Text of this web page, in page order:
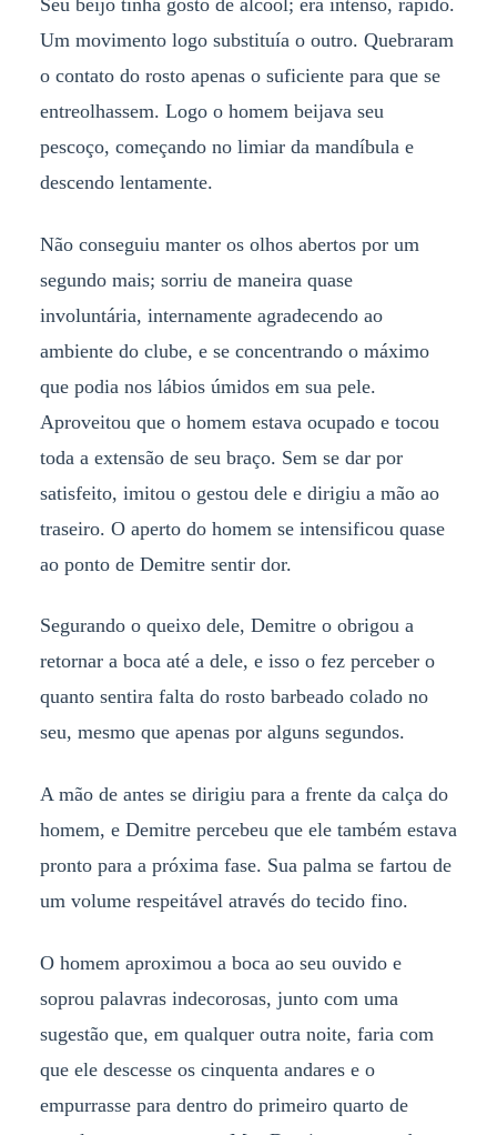
Um movimento logo substituía o outro. Quebraram
o contato do rosto apenas o suficiente para que se
entreolhassem. Logo o homem beijava seu
pescoço, começando no limiar da mandíbula e
descendo lentamente.
Não conseguiu manter os olhos abertos por um
segundo mais; sorriu de maneira quase
involuntária, internamente agradecendo ao
ambiente do clube, e se concentrando o máximo
que podia nos lábios úmidos em sua pele.
Aproveitou que o homem estava ocupado e tocou
toda a extensão de seu braço. Sem se dar por
satisfeito, imitou o gestou dele e dirigiu a mão ao
traseiro. O aperto do homem se intensificou quase
ao ponto de Demitre sentir dor.
Segurando o queixo dele, Demitre o obrigou a
retornar a boca até a dele, e isso o fez perceber o
quanto sentira falta do rosto barbeado colado no
seu, mesmo que apenas por alguns segundos.
A mão de antes se dirigiu para a frente da calça do
homem, e Demitre percebeu que ele também estava
pronto para a próxima fase. Sua palma se fartou de
um volume respeitável através do tecido fino.
O homem aproximou a boca ao seu ouvido e
soprou palavras indecorosas, junto com uma
sugestão que, em qualquer outra noite, faria com
que ele descesse os cinquenta andares e o
empurrasse para dentro do primeiro quarto de